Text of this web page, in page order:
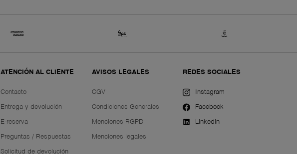
ATENCIÓN AL CLIENTE
Contacto
Entrega y devolución
E-reserva
Preguntas / Respuestas
Solicitud de devolución
AVISOS LEGALES
CGV
Condiciones Generales
Menciones RGPD
Menciones legales
REDES SOCIALES
Instagram
Facebook
Linkedin